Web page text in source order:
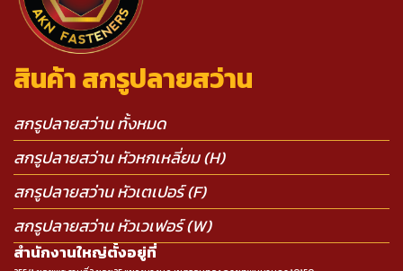
สินค้า สกรูปลายสว่าน
สกรูปลายสว่าน ทั้งหมด
สกรูปลายสว่าน หัวหกเหลี่ยม (H)
สกรูปลายสว่าน หัวเตเปอร์ (F)
สกรูปลายสว่าน หัวเวเฟอร์ (W)
สำนักงานใหญ่ตั้งอยู่ที่